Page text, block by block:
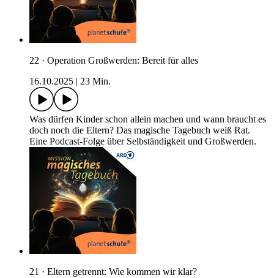
22 · Operation Großwerden: Bereit für alles
16.10.2025
23 Min.
Was dürfen Kinder schon allein machen und wann braucht es
doch noch die Eltern? Das magische Tagebuch weiß Rat.
Eine Podcast-Folge über Selbständigkeit und Großwerden.
21 · Eltern getrennt: Wie kommen wir klar?